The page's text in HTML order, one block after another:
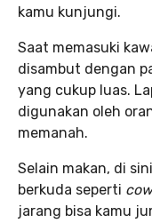
kamu kunjungi.
Saat memasuki
disambut dengan
yang cukup luas.
digunakan oleh
memanah.
Selain makan, di
berkuda seperti
jarang bisa kamu